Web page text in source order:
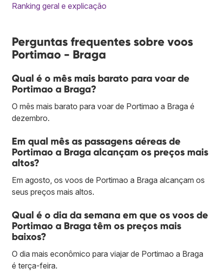
Ranking geral e explicação
Perguntas frequentes sobre voos
Portimao - Braga
Qual é o mês mais barato para voar de
Portimao a Braga?
O mês mais barato para voar de Portimao a Braga é
dezembro.
Em qual mês as passagens aéreas de
Portimao a Braga alcançam os preços mais
altos?
Em agosto, os voos de Portimao a Braga alcançam os
seus preços mais altos.
Qual é o dia da semana em que os voos de
Portimao a Braga têm os preços mais
baixos?
O dia mais econômico para viajar de Portimao a Braga
é terça-feira.